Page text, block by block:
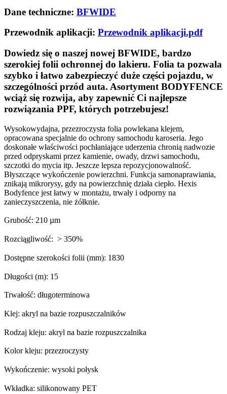
Dane techniczne: BFWIDE
Przewodnik aplikacji: Przewodnik aplikacji.pdf
Dowiedz się o naszej nowej BFWIDE, bardzo
szerokiej folii ochronnej do lakieru. Folia ta pozwala
szybko i łatwo zabezpieczyć duże części pojazdu, w
szczególności przód auta. Asortyment BODYFENCE
wciąż się rozwija, aby zapewnić Ci najlepsze
rozwiązania PPF, których potrzebujesz!
Wysokowydajna, przezroczysta folia powlekana klejem,
opracowana specjalnie do ochrony samochodu karoseria. Jego
doskonałe właściwości pochłaniające uderzenia chronią nadwozie
przed odpryskami przez kamienie, owady, drzwi samochodu,
szczotki do mycia itp. Jeszcze lepsza repozycjonowalność.
Błyszczące wykończenie powierzchni. Funkcja samonaprawiania,
znikają mikrorysy, gdy na powierzchnię działa ciepło. Hexis
Bodyfence jest łatwy w montażu, trwały i odporny na
zanieczyszczenia, nie żółknie.
Grubość: 210 µm
Rozciągliwość: > 350%
Dostępne szerokości folii (mm): 1830
Długości (m): 15
Trwałość: długoterminowa
Klej: akryl na bazie rozpuszczalników
Rodzaj kleju: akryl na bazie rozpuszczalnika
Kolor kleju: przezroczysty
Wykończenie: wysoki połysk
Wkładka: silikonowany PET